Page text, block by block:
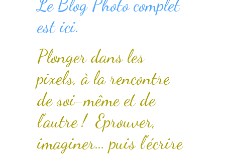
Le Blog Photo complet
est ici.
Plonger dans les
pixels, à la rencontre
de soi-même et de
l’autre ! Eprouver,
imaginer… puis l’écrire